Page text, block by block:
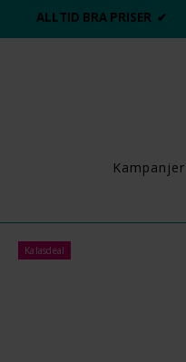
ALLTID BRA PRISER ✔
Kampanjer
Kalasdeal